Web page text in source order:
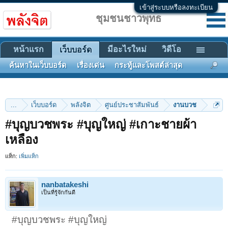
เข้าสู่ระบบหรือลงทะเบียน
... เว็บบอร์ด พลังจิต ศูนย์ประชาสัมพันธ์ งานบวช
#บุญบวชพระ #บุญใหญ่ #เกาะชายผ้า
เหลือง
แท็ก: เพิ่มแท็ก
nanbatakeshi
เป็นที่รู้จักกันดี
#บุญบวชพระ #บุญใหญ่
ชุมชนชาวพุทธ
หน้าแรก เว็บบอร์ด
ค้นหาในเว็บบอร์ด เรื่องเด่น กระทู้และโพสต์ล่าสุด
มีอะไรใหม่ วิดีโอ